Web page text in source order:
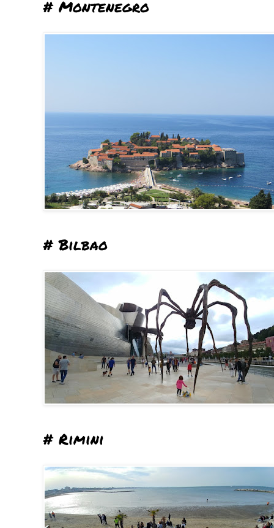
# Montenegro
# Bilbao
# Rimini